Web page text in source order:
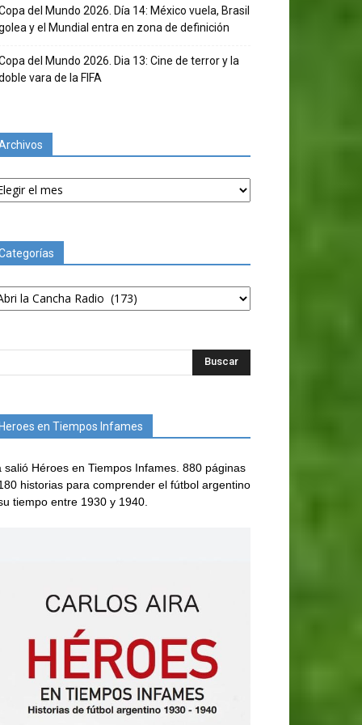
del Mundo 2026. Día 14: México vuela, Brasil
y el Mundial entra en zona de definición
del Mundo 2026. Dia 13: Cine de terror y la
vara de la FIFA
Heroes en Tiempos Infames
salió Héroes en Tiempos Infames. 880 páginas
historias para comprender el fútbol argentino
tiempo entre 1930 y 1940.